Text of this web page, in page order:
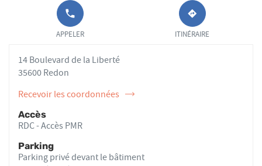
APPELER LE
POINT DE
VENTE
HORBETTE
AU
APPELER ITINÉRAIRE
JUSQU'AU
POINT
DE
14 Boulevard de la Liberté
35600 Redon
Recevoir les coordonnées
de
l'ostéopathe
Renaud
Accès
RDC - Accès PMR
Parking
Parking privé devant le bâtiment